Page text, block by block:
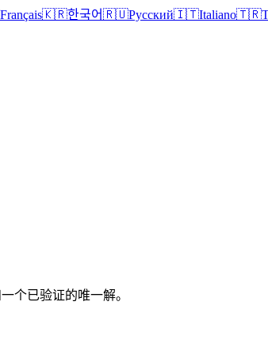
Français🇰🇷한국어🇷🇺Русский🇮🇹Italiano🇹🇷
个已验证的唯一解。